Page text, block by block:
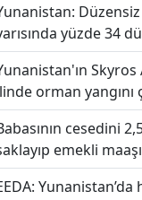
Düzensiz
yüzde 34
Skyros
orman yangını
cesedini
emekli